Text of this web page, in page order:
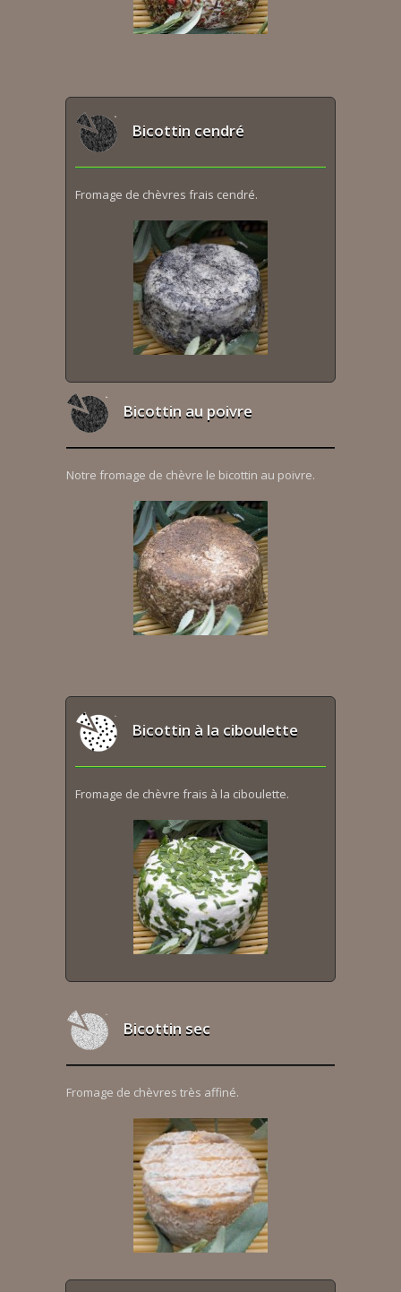
Bicottin cendré
Fromage de chèvres frais cendré.
Bicottin au poivre
Notre fromage de chèvre le bicottin au poivre.
Bicottin à la ciboulette
Fromage de chèvre frais à la ciboulette.
Bicottin sec
Fromage de chèvres très affiné.